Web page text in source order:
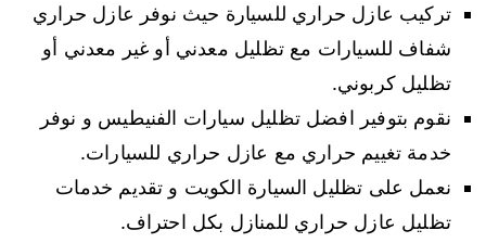
تركيب عازل حراري للسيارة حيث نوفر عازل حراري
شفاف للسيارات مع تظليل معدني أو غير معدني أو
تظليل كربوني.
نقوم بتوفير افضل تظليل سيارات الفنيطيس و نوفر
خدمة تغييم حراري مع عازل حراري للسيارات.
نعمل على تظليل السيارة الكويت و تقديم خدمات
تظليل عازل حراري للمنازل بكل احتراف.